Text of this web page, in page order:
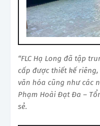
“FLC Hạ Long đã tập
cấp được thiết kế
văn hóa cũng như các
Phạm Hoài Đạt Đa –
sẻ.